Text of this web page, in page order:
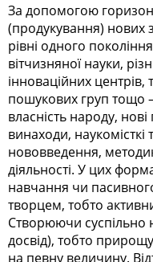
За допомогою
(продукування) нових
рівні одного
вітчизняної науки,
інноваційних центрів,
пошукових груп тощо
власність народу,
винаходи, наукомісткі
нововведення,
діяльності. У цих
навчання чи
творцем, тобто
Створюючи суспільно
досвід), тобто
на певну величину.